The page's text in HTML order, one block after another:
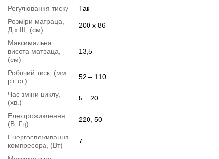
Регулювання тиску
Так
Розміри матраца,
Д х Ш, (см)
200 х 86
Максимальна
висота матраца,
(см)
13,5
Робочий тиск, (мм
рт. ст.)
52 – 110
Час зміни циклу,
(хв.)
5 – 20
Електроживлення,
(В, Гц)
220, 50
Енергоспоживання
компресора, (Вт)
7